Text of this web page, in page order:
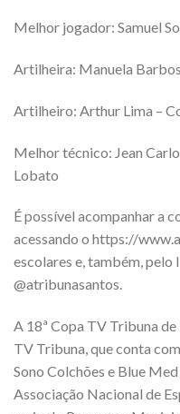
Melhor jogador: Samuel
Artilheira: Manuela
Artilheiro: Arthur Lima –
Melhor técnico: Jean
Lobato
É possível acompanhar a
acessando o https://
escolares e, também, pelo
@atribunasantos.
A 18ª Copa TV Tribuna
TV Tribuna, que conta
Sono Colchões e Blue
Associação Nacional de